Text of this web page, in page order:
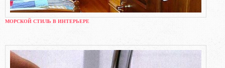
МОРСКОЙ СТИЛЬ В ИНТЕРЬЕРЕ